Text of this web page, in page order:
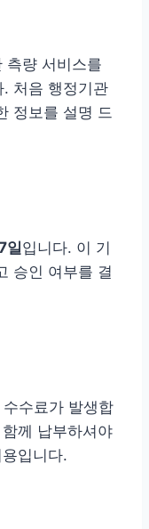
측량 서비스를
처음 행정기관
정보를 설명 드
일입니다. 이 기
승인 여부를 결
수수료가 발생합
께 납부하셔야
입니다.